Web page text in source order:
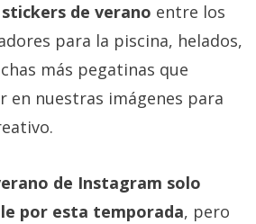
de verano entre los
para la piscina, helados,
más pegatinas que
en nuestras imágenes para
de Instagram solo
por esta temporada, pero